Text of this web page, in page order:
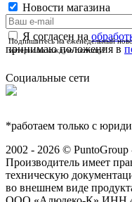
Новости магазина
Я согласен на
принимаю положения в
Подпишитесь на еженедельный
материалы каждую пятницу!
Социальные сети
*работаем только с
2002 - 2026 © PuntoGroup
Производитель имеет
техническую
во внешнем виде